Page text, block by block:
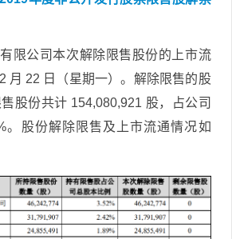
限公司本次解除限售股份的上市流
月 22 日（星期一）。解除限售的股
股份共计 154,080,921 股，占公司
。股份解除限售及上市流通情况如